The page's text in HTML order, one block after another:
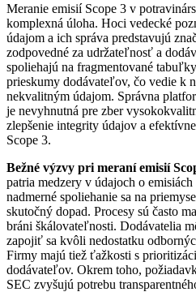
Meranie emisií Scope 3 v
komplexná úloha. Hoci vedecké
údajom a ich správa predstavujú
zodpovedné za udržateľnosť a
spoliehajú na fragmentované
prieskumy dodávateľov, čo vedie k
nekvalitným údajom. Správna
je nevyhnutná pre zber
zlepšenie integrity údajov a
Scope 3.
Bežné výzvy pri meraní emisií
patria medzery v údajoch o
nadmerné spoliehanie sa na
skutočný dopad. Procesy sú často
bráni škálovateľnosti. Dodávatelia
zapojiť sa kvôli nedostatku
Firmy majú tiež ťažkosti s
dodávateľov. Okrem toho,
SEC zvyšujú potrebu